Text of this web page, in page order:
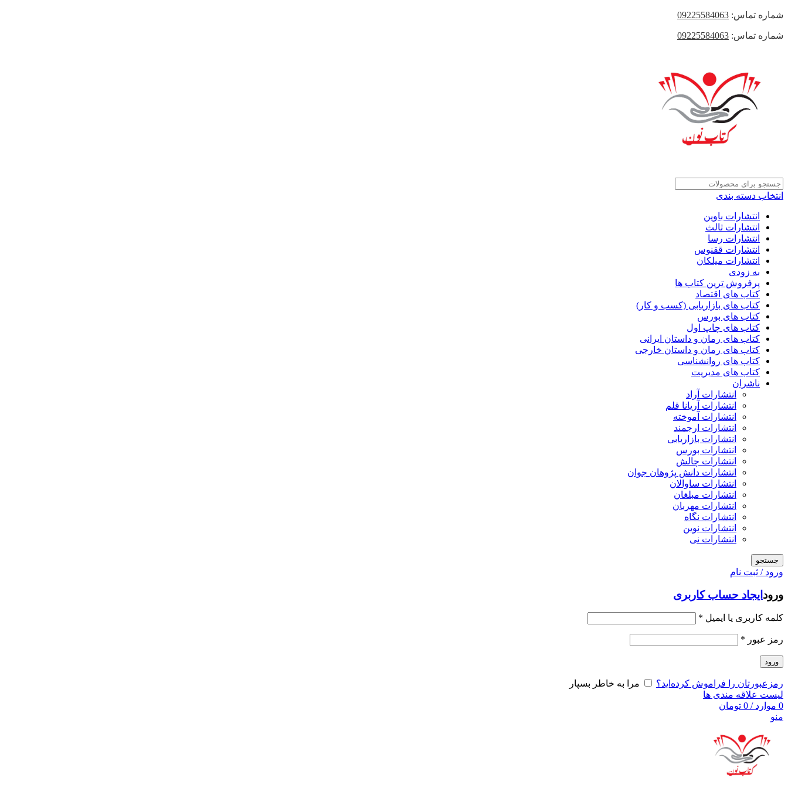
شماره تماس: 09225584063
شماره تماس: 09225584063
انتخاب دسته بندی
انتشارات باوین
انتشارات ثالث
انتشارات رسا
انتشارات ققنوس
انتشارات میلکان
به زودی
پرفروش ترین کتاب ها
کتاب های اقتصاد
کتاب های بازاریابی (کسب و کار)
کتاب های بورس
کتاب های چاپ اول
کتاب های رمان و داستان ایرانی
کتاب های رمان و داستان خارجی
کتاب های روانشناسی
کتاب های مدیریت
ناشران
انتشارات آراد
انتشارات آریانا قلم
انتشارات آموخته
انتشارات ارجمند
انتشارات بازاریابی
انتشارات بورس
انتشارات چالش
انتشارات دانش پژوهان جوان
انتشارات ساوالان
انتشارات مبلغان
انتشارات مهربان
انتشارات نگاه
انتشارات نوین
انتشارات نی
جستجو
ورود / ثبت نام
ورود ایجاد حساب کاربری
کلمه کاربری یا ایمیل *
رمز عبور *
ورود
رمزعبورتان را فراموش کرده‌اید؟
مرا به خاطر بسپار
لیست علاقه مندی ها
0 موارد /
0 تومان
منو